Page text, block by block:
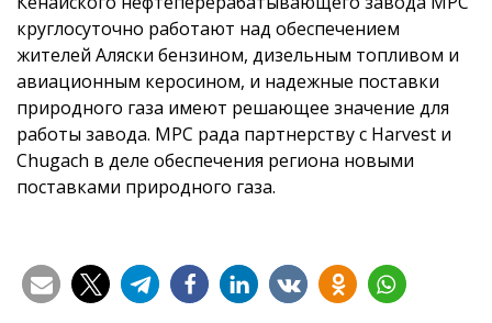
круглосуточно работают над обеспечением
жителей Аляски бензином, дизельным топливом и
авиационным керосином, и надежные поставки
природного газа имеют решающее значение для
работы завода. MPC рада партнерству с Harvest и
Chugach в деле обеспечения региона новыми
поставками природного газа.